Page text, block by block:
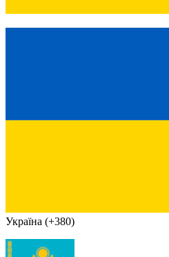
Україна (+380)